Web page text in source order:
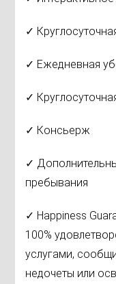
✓
✓ Ежедневная
✓
✓ Консьерж
✓
пребывания
✓ Happiness
100%
услугами,
недочеты или